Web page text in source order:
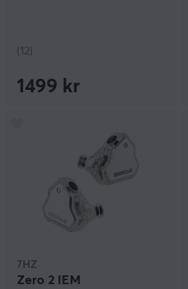
(12)
1499 kr
7HZ
Zero 2 IEM